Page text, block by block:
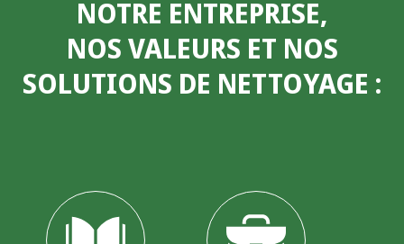
NOTRE ENTREPRISE,
NOS VALEURS ET NOS
SOLUTIONS DE NETTOYAGE :